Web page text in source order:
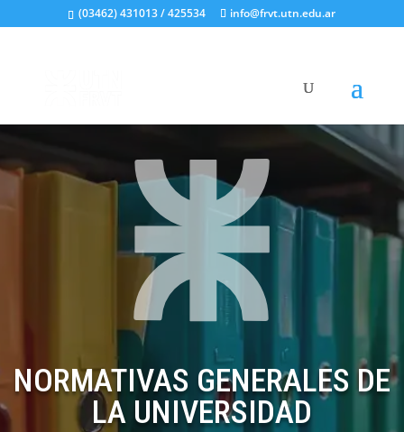
(03462) 431013 / 425534 info@frvt.utn.edu.ar
NORMATIVAS GENERALES DE
LA UNIVERSIDAD